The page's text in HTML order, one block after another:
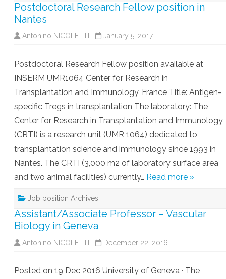
Postdoctoral Research Fellow position in
Nantes
Antonino NICOLETTI January 5, 2017
Postdoctoral Research Fellow position available at
INSERM UMR1064 Center for Research in
Transplantation and Immunology, France Title: Antigen-
specific Tregs in transplantation The laboratory: The
Center for Research in Transplantation and Immunology
(CRTI) is a research unit (UMR 1064) dedicated to
transplantation science and immunology since 1993 in
Nantes. The CRTI (3,000 m2 of laboratory surface area
and two animal facilities) currently… Read more »
Job position Archives
Assistant/Associate Professor – Vascular
Biology in Geneva
Antonino NICOLETTI December 22, 2016
Posted on 19 Dec 2016 University of Geneva · The